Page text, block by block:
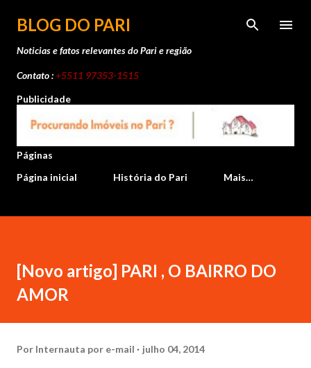
Pular para o conteúdo principal
BLOG DO PARI
Noticias e fatos relevantes do Pari e região
Contato :+5511 97353-1515
Publicidade
Páginas
Página inicial
História do Pari Mais…
[Novo artigo] PARI , O BAIRRO DO
AMOR
Por Internauta por e-mail julho 04, 2014